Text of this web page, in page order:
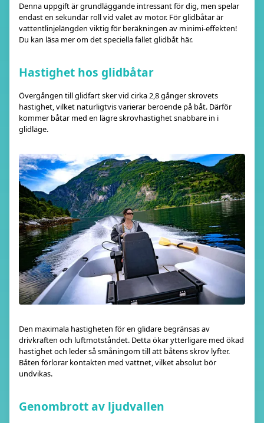
Denna uppgift är grundläggande intressant för dig, men spelar
endast en sekundär roll vid valet av motor. För glidbåtar är
vattentlinjelängden viktig för beräkningen av minimi-effekten!
Du kan läsa mer om det speciella fallet glidbåt här.
Hastighet hos glidbåtar
Övergången till glidfart sker vid cirka 2,8 gånger skrovets
hastighet, vilket naturligtvis varierar beroende på båt. Därför
kommer båtar med en lägre skrovhastighet snabbare in i
glidläge.
Den maximala hastigheten för en glidare begränsas av
drivkraften och luftmotståndet. Detta ökar ytterligare med ökad
hastighet och leder så småningom till att båtens skrov lyfter.
Båten förlorar kontakten med vattnet, vilket absolut bör
undvikas.
Genombrott av ljudvallen